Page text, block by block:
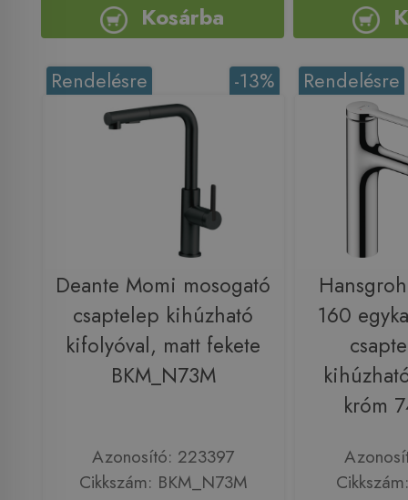
Kosárba
-13%
Rendelésre
Deante Momi mosogató
csaptelep kihúzható
kifolyóval, matt fekete
BKM_N73M
Azonosító: 223397
Cikkszám: BKM_N73M
Rendelésre
160
króm